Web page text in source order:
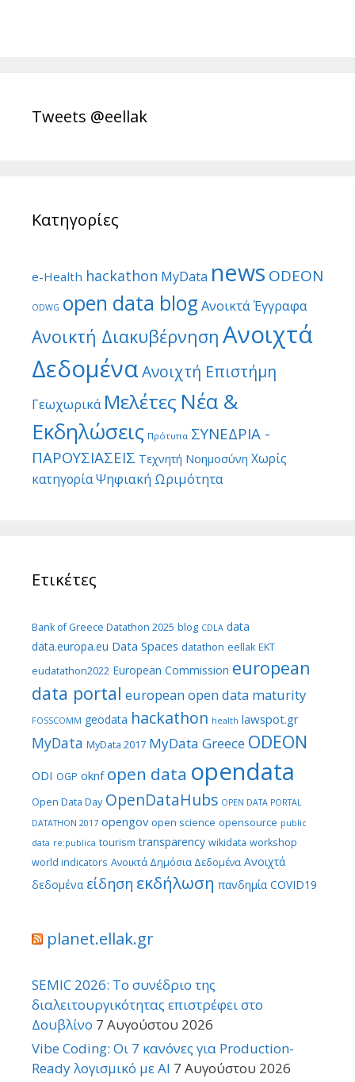
Tweets @eellak
Κατηγορίες
e-Health hackathon MyData news ODEON
ODWG open data blog Ανοικτά Έγγραφα
Ανοικτή Διακυβέρνηση Ανοιχτά
ΔεδομέναΑνοιχτή Επιστήμη
Γεωχωρικά Μελέτες Νέα &
Εκδηλώσεις Πρότυπα ΣΥΝΕΔΡΙΑ -
ΠΑΡΟΥΣΙΑΣΕΙΣ Τεχνητή Νοημοσύνη Χωρίς
κατηγορίαΨηφιακή Ωριμότητα
Ετικέτες
Bank of Greece Datathon 2025 blog CDLA data
data.europa.eu Data Spaces datathon eellak EKT
eudatathon2022 European Commission european
data portal european open data maturity
FOSSCOMM geodata hackathon health lawspot.gr
MyData MyData 2017 MyData Greece ODEON
ODI OGP oknf open data opendata
Open Data Day OpenDataHubs OPEN DATA PORTAL
DATATHON 2017 opengov open science opensource public
data re:publica tourism transparency wikidata workshop
world indicators Ανοικτά Δημόσια Δεδομένα Ανοιχτά
δεδομένα είδηση εκδήλωση πανδημία COVID19
planet.ellak.gr
SEMIC 2026: Το συνέδριο της
διαλειτουργικότητας επιστρέφει στο
Δουβλίνο 7 Αυγούστου 2026
Vibe Coding: Οι 7 κανόνες για Production-
Ready λογισμικό με AI 7 Αυγούστου 2026